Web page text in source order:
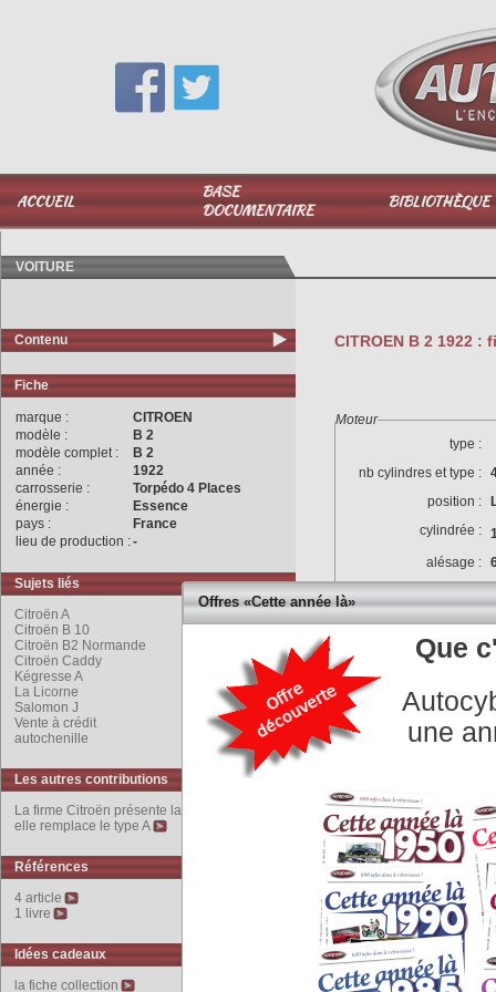
ACCUEIL
BASE
DOCUMENTAIRE
BIBLIOTHÈQUE
06 51 040 025
VOITURE
Contenu
Fiche
marque :
CITROEN
modèle :
B 2
modèle complet :
B 2
année :
1922
carrosserie :
Torpédo 4 Places
énergie :
Essence
pays :
France
lieu de production :-
Sujets liés
Citroën A
Citroën B 10
Citroën B2 Normande
Citroën Caddy
Kégresse A
La Licorne
Salomon J
Vente à crédit
autochenille
Les autres contributions
La firme Citroën présente la B 2 en juin 1921,
elle remplace le type A
Références
4 article
1 livre
Idées cadeaux
la fiche collection
CITROEN B 2 1922 :
Moteur
type :
nb cylindres et type :
position :
cylindrée :
alésage :
rapport volumétrique :
puissance max :
couple max :
puissance fiscale :
culasse :
vilbrequin :
allumage :
refroidissement :
graissage :
équipement électrique :
Transmission
type d'embrayage :
Offres «Cette année là»
Que
une